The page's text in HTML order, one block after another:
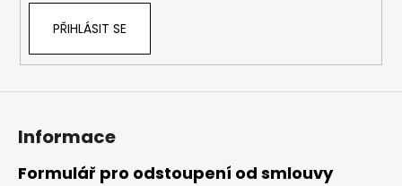
PŘIHLÁSIT SE
Informace
Formulář pro odstoupení od smlouvy